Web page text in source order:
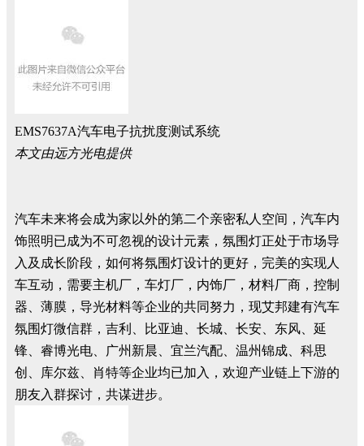
EMS7637A汽车电子抗扰度测试系统
本文由远方光电提供
汽车未来将会成为家以外的第二个亲密私人空间，汽车内
饰照明已成为不可忽视的设计元素，氛围灯正处于市场导
入及成长阶段，如何将氛围灯设计的更好，完美的实现人
车互动，需要主机厂，车灯厂，内饰厂，材料厂商，控制
器、薄膜，导光材料等企业的共同努力，现艾邦建有汽车
氛围灯微信群，吉利、比亚迪、长城、长安、东风、延
锋、睿博光电、广州新晨、宜兰汽配、温州锦成、科思
创、库尔兹、肖特等企业均已加入，欢迎产业链上下游的
朋友入群探讨，共谋进步。